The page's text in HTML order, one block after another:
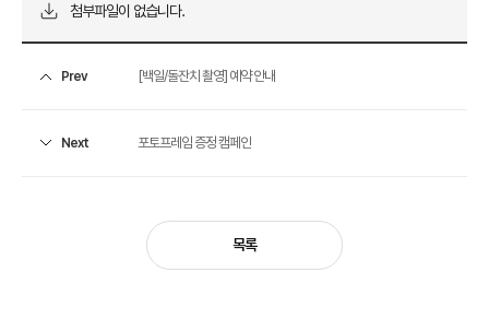
첨부파일이 없습니다.
Prev [백일/돌잔치 촬영] 예약 안내
Next 포토프레임 증정 캠페인
목록